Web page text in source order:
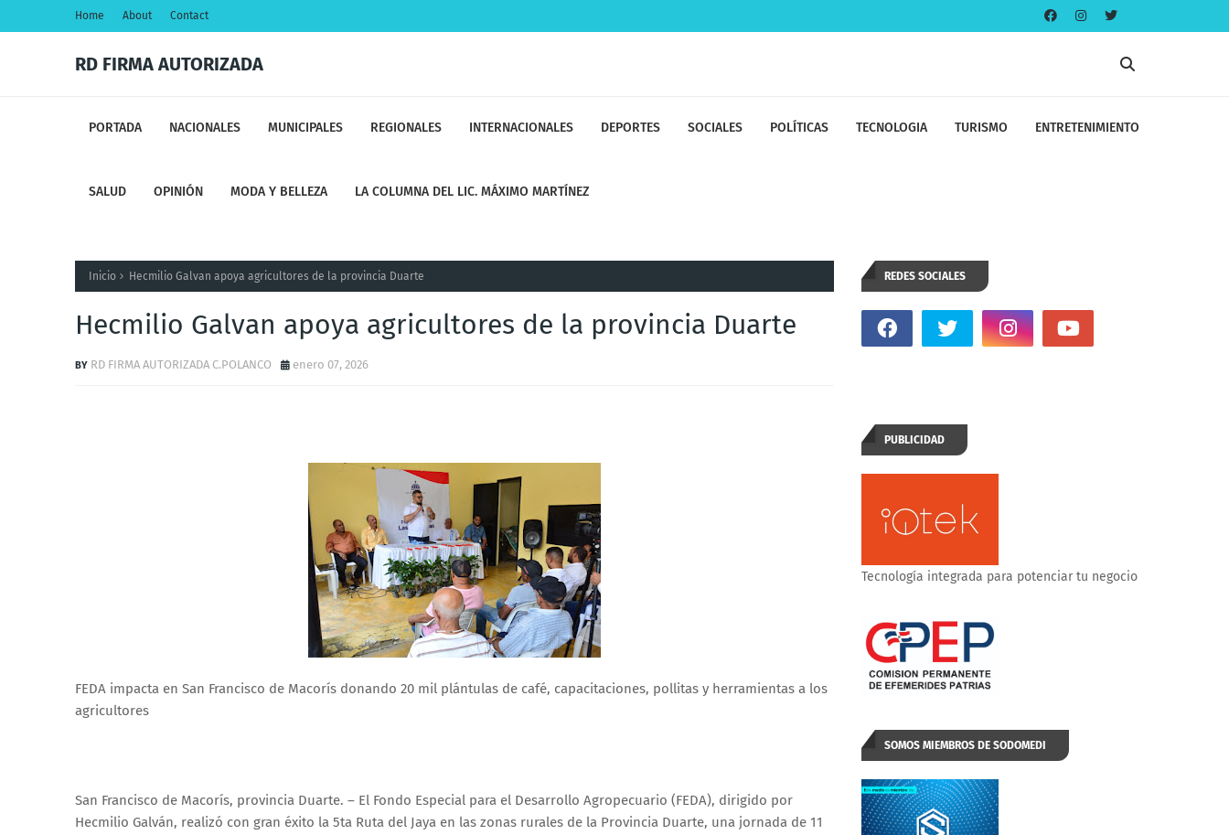
Home About Contact
RD FIRMA AUTORIZADA
PORTADA NACIONALES MUNICIPALES REGIONALES INTERNACIONALES DEPORTES SOCIALES POLÍTICAS TECNOLOGIA TURISMO ENTRETENIMIENTO
SALUD OPINIÓN MODA Y BELLEZA LA COLUMNA DEL LIC. MÁXIMO MARTÍNEZ
Inicio Hecmilio Galvan apoya agricultores de la provincia Duarte
Hecmilio Galvan apoya agricultores de la provincia Duarte
RD FIRMA AUTORIZADA C.POLANCO enero 07, 2026
FEDA impacta en San Francisco de Macorís donando 20 mil plántulas de café, capacitaciones, pollitas y herramientas a los
agricultores
San Francisco de Macorís, provincia Duarte. – El Fondo Especial para el Desarrollo Agropecuario (FEDA), dirigido por
Hecmilio Galván, realizó con gran éxito la 5ta Ruta del Jaya en las zonas rurales de la Provincia Duarte, una jornada de 11
REDES SOCIALES
PUBLICIDAD
Tecnología integrada para potenciar tu negocio
SOMOS MIEMBROS DE SODOMEDI